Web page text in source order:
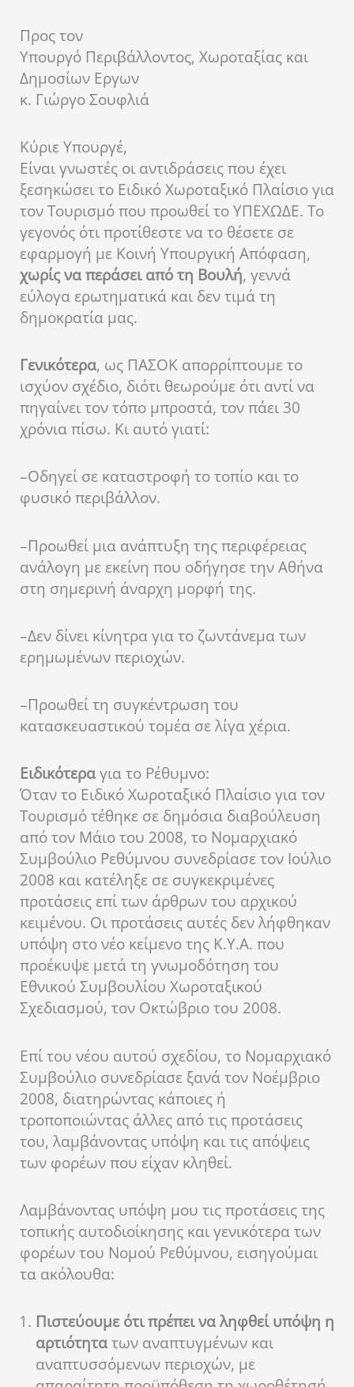
Προς τον
Υπουργό Περιβάλλοντος, Χωροταξίας και
Δημοσίων Εργων
κ. Γιώργο Σουφλιά
Κύριε Υπουργέ,
Είναι γνωστές οι αντιδράσεις που έχει
ξεσηκώσει το Ειδικό Χωροταξικό Πλαίσιο για
τον Τουρισμό που προωθεί το ΥΠΕΧΩΔΕ. Το
γεγονός ότι προτίθεστε να το θέσετε σε
εφαρμογή με Κοινή Υπουργική Απόφαση,
χωρίς να περάσει από τη Βουλή, γεννά
εύλογα ερωτηματικά και δεν τιμά τη
δημοκρατία μας.
Γενικότερα, ως ΠΑΣΟΚ απορρίπτουμε το
ισχύον σχέδιο, διότι θεωρούμε ότι αντί να
πηγαίνει τον τόπο μπροστά, τον πάει 30
χρόνια πίσω. Κι αυτό γιατί:
–Οδηγεί σε καταστροφή το τοπίο και το
φυσικό περιβάλλον.
–Προωθεί μια ανάπτυξη της περιφέρειας
ανάλογη με εκείνη που οδήγησε την Αθήνα
στη σημερινή άναρχη μορφή της.
–Δεν δίνει κίνητρα για το ζωντάνεμα των
ερημωμένων περιοχών.
–Προωθεί τη συγκέντρωση του
κατασκευαστικού τομέα σε λίγα χέρια.
Ειδικότεραγια το Ρέθυμνο:
Όταν το Ειδικό Χωροταξικό Πλαίσιο για τον
Τουρισμό τέθηκε σε δημόσια διαβούλευση
από τον Μάιο του 2008, το Νομαρχιακό
Συμβούλιο Ρεθύμνου συνεδρίασε τον Ιούλιο
2008 και κατέληξε σε συγκεκριμένες
προτάσεις επί των άρθρων του αρχικού
κειμένου. Οι προτάσεις αυτές δεν λήφθηκαν
υπόψη στο νέο κείμενο της Κ.Υ.Α. που
προέκυψε μετά τη γνωμοδότηση του
Εθνικού Συμβουλίου Χωροταξικού
Σχεδιασμού, τον Οκτώβριο του 2008.
Επί του νέου αυτού σχεδίου, το Νομαρχιακό
Συμβούλιο συνεδρίασε ξανά τον Νοέμβριο
2008, διατηρώντας κάποιες ή
τροποποιώντας άλλες από τις προτάσεις
του, λαμβάνοντας υπόψη και τις απόψεις
των φορέων που είχαν κληθεί.
Λαμβάνοντας υπόψη μου τις προτάσεις της
τοπικής αυτοδιοίκησης και γενικότερα των
φορέων του Νομού Ρεθύμνου, εισηγούμαι
τα ακόλουθα:
Πιστεύουμε ότι πρέπει να ληφθεί υπόψη η
αρτιότητατων αναπτυγμένων και
αναπτυσσόμενων περιοχών, με